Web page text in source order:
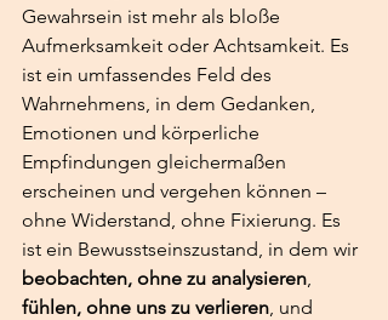
Gewahrsein ist mehr als bloße
Aufmerksamkeit oder Achtsamkeit. Es
ist ein umfassendes Feld des
Wahrnehmens, in dem Gedanken,
Emotionen und körperliche
Empfindungen gleichermaßen
erscheinen und vergehen können –
ohne Widerstand, ohne Fixierung. Es
ist ein Bewusstseinszustand, in dem wir
beobachten, ohne zu analysieren
fühlen, ohne uns zu verlieren , und